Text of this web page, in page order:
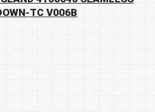
TC V006B